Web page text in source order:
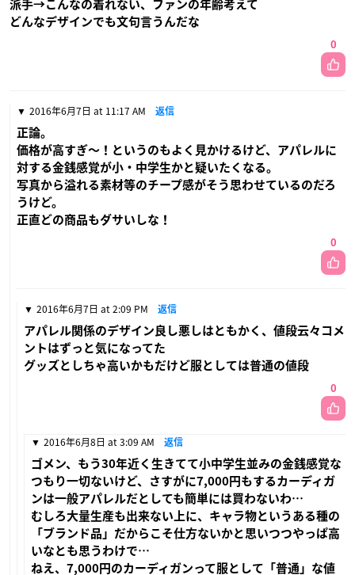
派手→こんなの着れない、ファンの年齢考えて
どんなデザインでも文句言うんだな
0
2016年6月7日 at 11:17 AM 返信
正論。
価格が高すぎ〜！というのもよく見かけるけど、アパレルに
対する金銭感覚が小・中学生かと疑いたくなる。
写真から溢れる素材等のチープ感がそう思わせているのだろ
うけど。
正直どの商品もダサいしな！
0
2016年6月7日 at 2:09 PM 返信
アパレル関係のデザイン良し悪しはともかく、値段云々コメ
ントはずっと気になってた
グッズとしちゃ高いかもだけど服としては普通の値段
0
2016年6月8日 at 3:09 AM 返信
ゴメン、もう30年近く生きてて小中学生並みの金銭感覚な
つもり一切ないけど、さすがに7,000円もするカーディガ
ンは一般アパレルだとしても簡単には買わないわ…
むしろ大量生産も出来ない上に、キャラ物というある種の
「ブランド品」だからこそ仕方ないかと思いつつやっぱ高
いなとも思うわけで…
ねえ、7,000円のカーディガンって服として「普通」な値